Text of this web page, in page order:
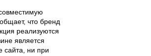
что бренд
реализуются
является
сайта, ни при